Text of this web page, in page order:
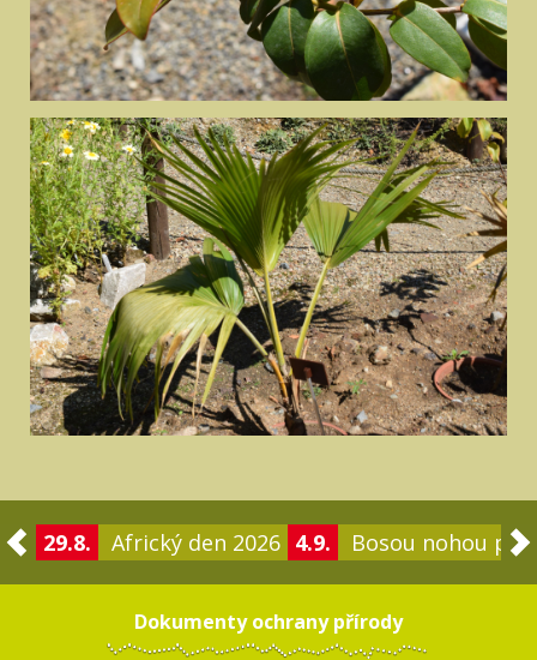
29.8. Africký den 2026 4.9. Bosou nohou po
Dokumenty ochrany přírody